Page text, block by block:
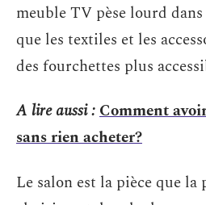
meuble TV pèse lourd
que les textiles et les
des fourchettes plus
A lire aussi :Comment
sans rien acheter?
Le salon est la pièce que